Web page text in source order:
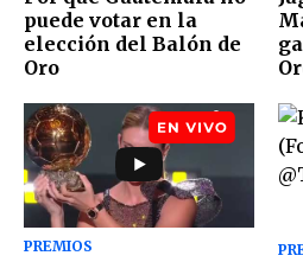
puede votar en la
elección del Balón de
Oro
PREMIOS